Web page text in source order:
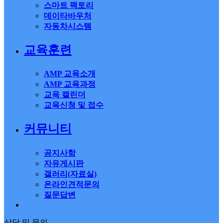
스마트 팩토리
데이타바우처
자동차시스템
교육훈련
AMP 교육소개
AMP 교육과정
교육 캘린더
교육신청 및 접수
커뮤니티
공지사항
자유게시판
갤러리(자료실)
온라인견적문의
질문답변